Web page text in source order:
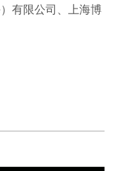
有限公司、上海博